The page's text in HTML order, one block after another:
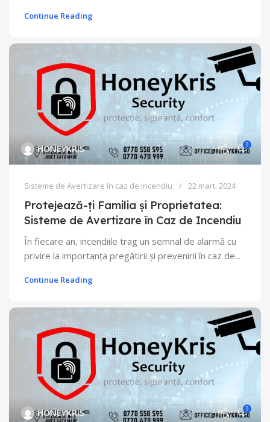
Continue Reading
HONEYKRIS 0
Sisteme de Avertizare în caz de Incendiu 22 mart. 2024
Protejează-ți Familia și Proprietatea:
Sisteme de Avertizare în Caz de Incendiu
În fiecare an, incendiile trag un semnal de alarmă cu
privire la importanța pregătirii și prevenirii în caz de...
Continue Reading
HONEYKRIS 0